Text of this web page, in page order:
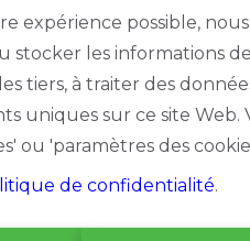
expérience possible,
stocker les informations
tiers, à traiter des
uniques sur ce site
ou 'paramètres des
de confidentialité.